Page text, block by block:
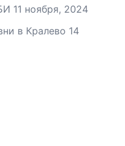
11 ноября, 2024
в Кралево 14